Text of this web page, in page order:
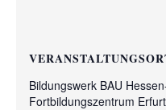
Bildungswerk BAU
Fortbildungszentrum Erfurt